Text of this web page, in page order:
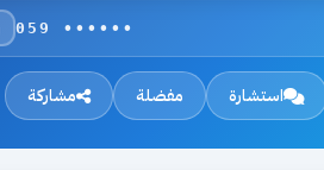
059 ••••••
استشارة مفضلة مشاركة